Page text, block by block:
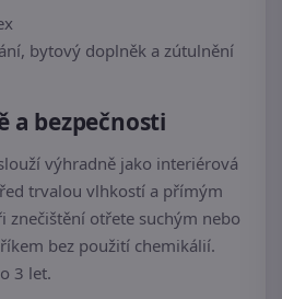
bytový doplněk a zútulnění
a bezpečnosti
výhradně jako interiérová
trvalou vlhkostí a přímým
znečištění otřete suchým nebo
bez použití chemikálií.
3 let.